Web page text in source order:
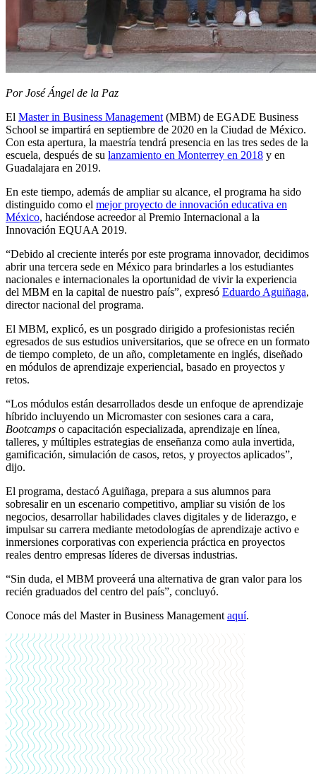
Por José Ángel de la Paz
El Master in Business Management(MBM) de EGADE Business
School se impartirá en septiembre de 2020 en la Ciudad de México.
Con esta apertura, la maestría tendrá presencia en las tres sedes de la
escuela, después de su lanzamiento en Monterrey en 2018 y en
Guadalajara en 2019.
En este tiempo, además de ampliar su alcance, el programa ha sido
distinguido como el mejor proyecto de innovación educativa en
México, haciéndose acreedor al Premio Internacional a la
Innovación EQUAA 2019.
“Debido al creciente interés por este programa innovador, decidimos
abrir una tercera sede en México para brindarles a los estudiantes
nacionales e internacionales la oportunidad de vivir la experiencia
del MBM en la capital de nuestro país”, expresó Eduardo Aguiñaga,
director nacional del programa.
El MBM, explicó, es un posgrado dirigido a profesionistas recién
egresados de sus estudios universitarios, que se ofrece en un formato
de tiempo completo, de un año, completamente en inglés, diseñado
en módulos de aprendizaje experiencial, basado en proyectos y
retos.
“Los módulos están desarrollados desde un enfoque de aprendizaje
híbrido incluyendo un Micromaster con sesiones cara a cara,
Bootcamps o capacitación especializada, aprendizaje en línea,
talleres, y múltiples estrategias de enseñanza como aula invertida,
gamificación, simulación de casos, retos, y proyectos aplicados”,
dijo.
El programa, destacó Aguiñaga, prepara a sus alumnos para
sobresalir en un escenario competitivo, ampliar su visión de los
negocios, desarrollar habilidades claves digitales y de liderazgo, e
impulsar su carrera mediante metodologías de aprendizaje activo e
inmersiones corporativas con experiencia práctica en proyectos
reales dentro empresas líderes de diversas industrias.
“Sin duda, el MBM proveerá una alternativa de gran valor para los
recién graduados del centro del país”, concluyó.
Conoce más del Master in Business Managementaquí.